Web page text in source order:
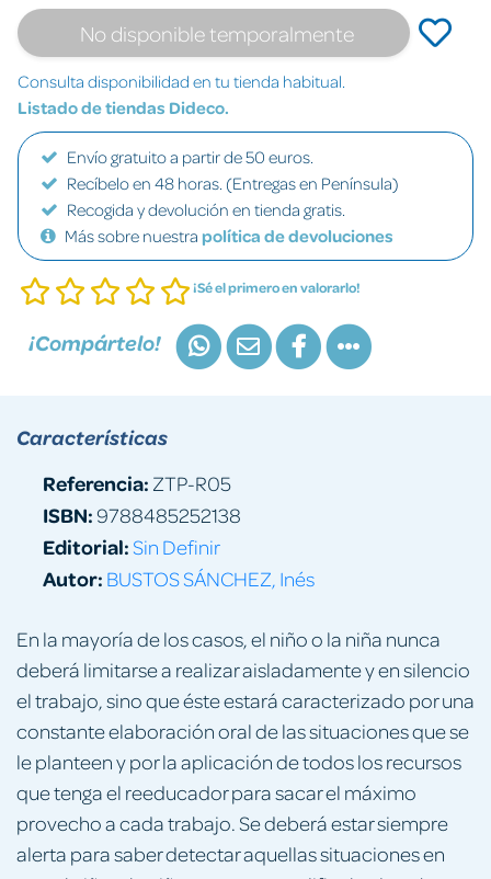
No disponible temporalmente
Consulta disponibilidad en tu tienda habitual.
Listado de tiendas Dideco.
Envío gratuito a partir de 50 euros.
Recíbelo en 48 horas. (Entregas en Península)
Recogida y devolución en tienda gratis.
Más sobre nuestra política de devoluciones
¡Sé el primero en valorarlo!
¡Compártelo!
En la mayoría de los casos, el niño o la niña nunca
deberá limitarse a realizar aisladamente y en silencio
el trabajo, sino que éste estará caracterizado por una
constante elaboración oral de las situaciones que se
le planteen y por la aplicación de todos los recursos
que tenga el reeducador para sacar el máximo
provecho a cada trabajo. Se deberá estar siempre
alerta para saber detectar aquellas situaciones en
Características
Referencia: ZTP-R05
ISBN:9788485252138
Editorial:Sin Definir
Autor: BUSTOS SÁNCHEZ, Inés